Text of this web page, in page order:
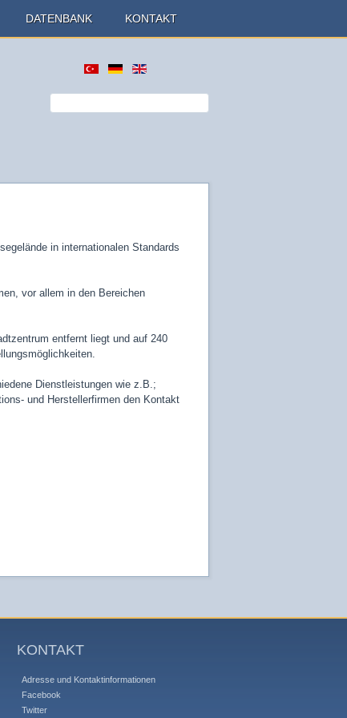
DATENBANK KONTAKT
in internationalen Standards
vor allem in den Bereichen
entfernt liegt und auf 240
Dienstleistungen wie z.B.;
und Herstellerfirmen den Kontakt
KONTAKT
Adresse und Kontaktinformationen
Facebook
Twitter